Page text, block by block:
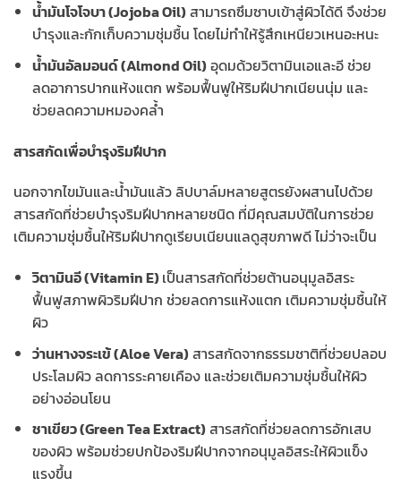
น้ำมันโจโจบา (Jojoba Oil)สามารถซึมซาบเข้าสู่ผิวได้ดี จึงช่วย
บำรุงและกักเก็บความชุ่มชื้น โดยไม่ทำให้รู้สึกเหนียวเหนอะหนะ
น้ำมันอัลมอนด์ (Almond Oil)อุดมด้วยวิตามินเอและอี ช่วย
ลดอาการปากแห้งแตก พร้อมฟื้นฟูให้ริมฝีปากเนียนนุ่ม และ
ช่วยลดความหมองคล้ำ
สารสกัดเพื่อบำรุงริมฝีปาก
นอกจากไขมันและน้ำมันแล้ว ลิปบาล์มหลายสูตรยังผสานไปด้วย
สารสกัดที่ช่วยบำรุงริมฝีปากหลายชนิด ที่มีคุณสมบัติในการช่วย
เติมความชุ่มชื้นให้ริมฝีปากดูเรียบเนียนแลดูสุขภาพดี ไม่ว่าจะเป็น
วิตามินอี (Vitamin E)เป็นสารสกัดที่ช่วยต้านอนุมูลอิสระ
ฟื้นฟูสภาพผิวริมฝีปาก ช่วยลดการแห้งแตก เติมความชุ่มชื้นให้
ผิว
ว่านหางจระเข้ (Aloe Vera)สารสกัดจากธรรมชาติที่ช่วยปลอบ
ประโลมผิว ลดการระคายเคือง และช่วยเติมความชุ่มชื้นให้ผิว
อย่างอ่อนโยน
ชาเขียว (Green Tea Extract)สารสกัดที่ช่วยลดการอักเสบ
ของผิว พร้อมช่วยปกป้องริมฝีปากจากอนุมูลอิสระให้ผิวแข็ง
แรงขึ้น